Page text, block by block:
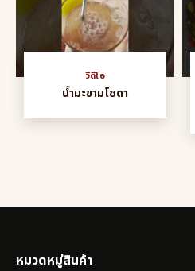
วีดีโอ
น้ำมะขามโซดา
หมวดหมู่สินค้า